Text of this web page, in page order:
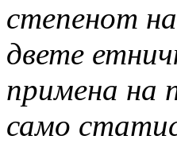
степенот
двете
примена на
само